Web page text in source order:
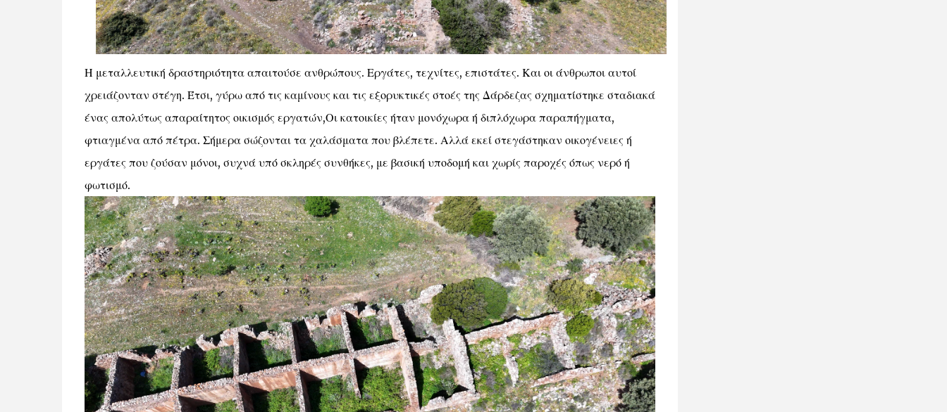
Η μεταλλευτική δραστηριότητα απαιτούσε ανθρώπους. Εργάτες, τεχνίτες, επιστάτες. Και οι άνθρωποι αυτοί
χρειάζονταν στέγη. Έτσι, γύρω από τις καμίνους και τις εξορυκτικές στοές της Δάρδεζας σχηματίστηκε σταδιακά
ένας απολύτως απαραίτητος οικισμός εργατών,Οι κατοικίες ήταν μονόχωρα ή διπλόχωρα παραπήγματα,
φτιαγμένα από πέτρα. Σήμερα σώζονται τα χαλάσματα που βλέπετε. Αλλά εκεί στεγάστηκαν οικογένειες ή
εργάτες που ζούσαν μόνοι, συχνά υπό σκληρές συνθήκες, με βασική υποδομή και χωρίς παροχές όπως νερό ή
φωτισμό.